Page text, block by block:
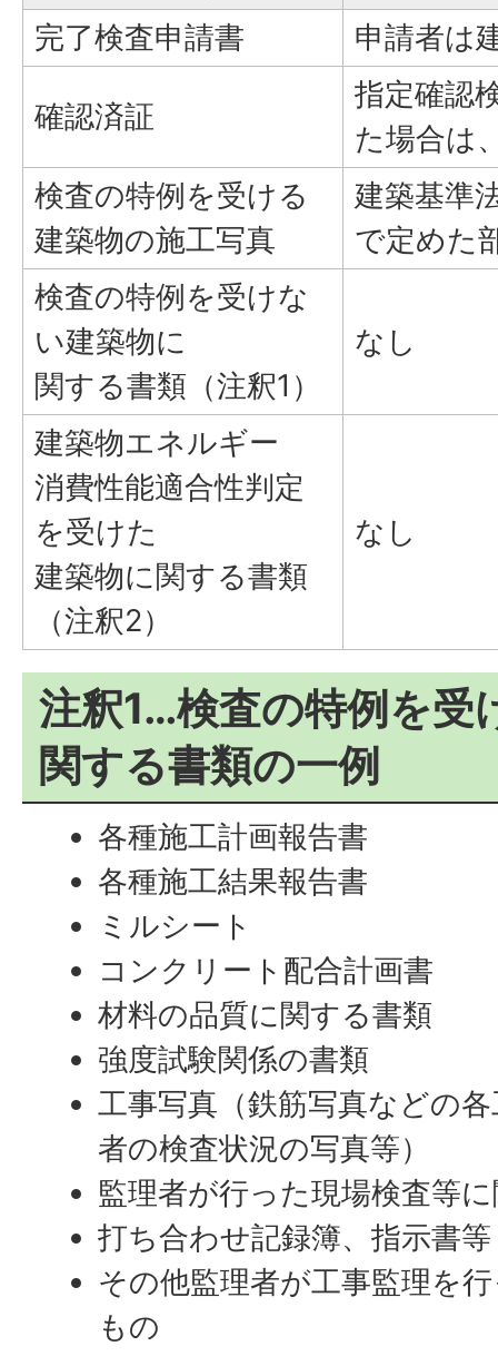
完了検査申請書
申請者は
確認済証
指定確認
た場合は
検査の特例を受ける
建築物の施工写真
建築基準
で定めた
検査の特例を受けな
い建築物に
関する書類（注釈1）
なし
建築物エネルギー
消費性能適合性判定
を受けた
建築物に関する書類
（注釈2）
なし
注釈1…検査の特例を受
関する書類の一例
各種施工計画報告書
各種施工結果報告書
ミルシート
コンクリート配合計画書
材料の品質に関する書類
強度試験関係の書類
工事写真（鉄筋写真などの
者の検査状況の写真等）
監理者が行った現場検査等
打ち合わせ記録簿、指示書等
その他監理者が工事監理を
もの